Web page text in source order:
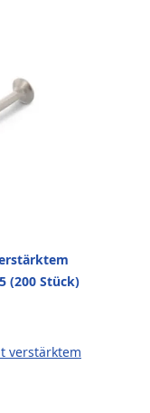
(200 Stück)
verstärktem